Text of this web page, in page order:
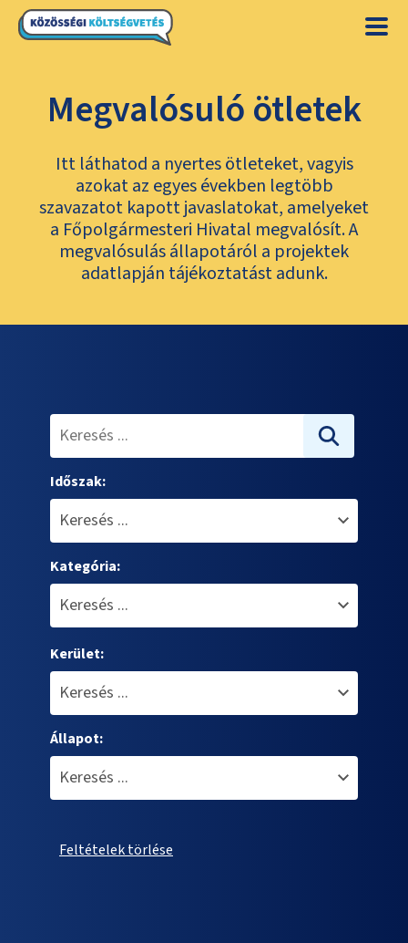
Megvalósuló ötletek
Itt láthatod a nyertes ötleteket, vagyis
azokat az egyes években legtöbb
szavazatot kapott javaslatokat, amelyeket
a Főpolgármesteri Hivatal megvalósít. A
megvalósulás állapotáról a projektek
adatlapján tájékoztatást adunk.
Időszak:
Kategória:
Kerület:
Állapot:
Feltételek törlése